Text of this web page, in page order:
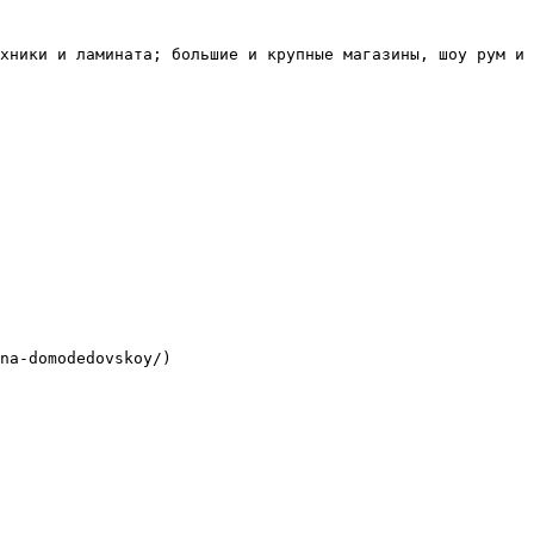
и ламината; большие и крупные магазины, шоу рум и
domodedovskoy/)